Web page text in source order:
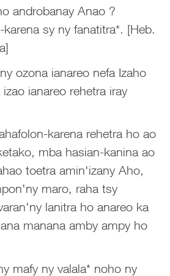
androbanay Anao ?
sy ny fanatitra*. [Heb.
ozona ianareo nefa Izaho
ianareo rehetra iray
karena rehetra ho ao
mba hasian-kanina ao
toetra amin'izany Aho,
maro, raha tsy
lanitra ho anareo ka
manana amby ampy ho
mafy ny valala* noho ny